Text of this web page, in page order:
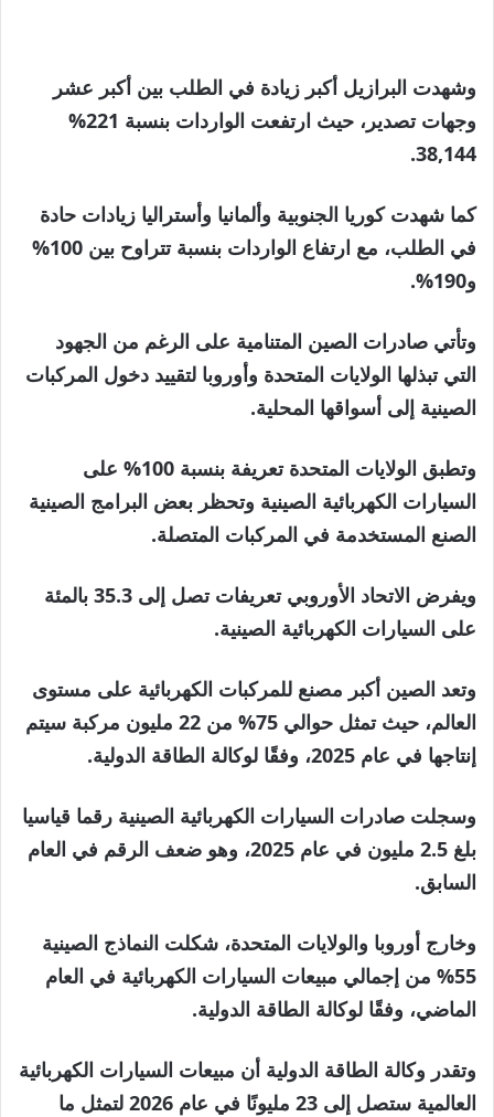
وشهدت البرازيل أكبر زيادة في الطلب بين أكبر عشر
وجهات تصدير، حيث ارتفعت الواردات بنسبة 221%
38,144.
كما شهدت كوريا الجنوبية وألمانيا وأستراليا زيادات حادة
في الطلب، مع ارتفاع الواردات بنسبة تتراوح بين 100%
و190%.
وتأتي صادرات الصين المتنامية على الرغم من الجهود
التي تبذلها الولايات المتحدة وأوروبا لتقييد دخول المركبات
الصينية إلى أسواقها المحلية.
وتطبق الولايات المتحدة تعريفة بنسبة 100% على
السيارات الكهربائية الصينية وتحظر بعض البرامج الصينية
الصنع المستخدمة في المركبات المتصلة.
ويفرض الاتحاد الأوروبي تعريفات تصل إلى 35.3 بالمئة
على السيارات الكهربائية الصينية.
وتعد الصين أكبر مصنع للمركبات الكهربائية على مستوى
العالم، حيث تمثل حوالي 75% من 22 مليون مركبة سيتم
إنتاجها في عام 2025، وفقًا لوكالة الطاقة الدولية.
وسجلت صادرات السيارات الكهربائية الصينية رقما قياسيا
بلغ 2.5 مليون في عام 2025، وهو ضعف الرقم في العام
السابق.
وخارج أوروبا والولايات المتحدة، شكلت النماذج الصينية
55% من إجمالي مبيعات السيارات الكهربائية في العام
الماضي، وفقًا لوكالة الطاقة الدولية.
وتقدر وكالة الطاقة الدولية أن مبيعات السيارات الكهربائية
العالمية ستصل إلى 23 مليونًا في عام 2026 لتمثل ما